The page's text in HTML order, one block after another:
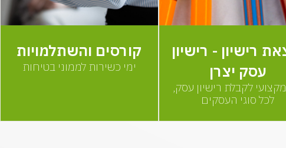
רישיון - רישיון
עסק יצרן
מקצועי לקבלת רישיון עסק,
לכל סוגי העסקים
קורסים והשתלמויות
ימי כשירות לממוני בטיחות